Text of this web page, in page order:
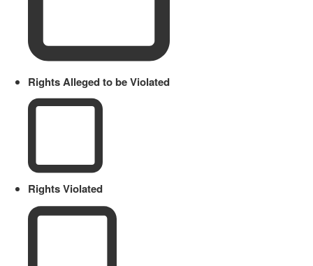
Rights Alleged to be Violated
Rights Violated